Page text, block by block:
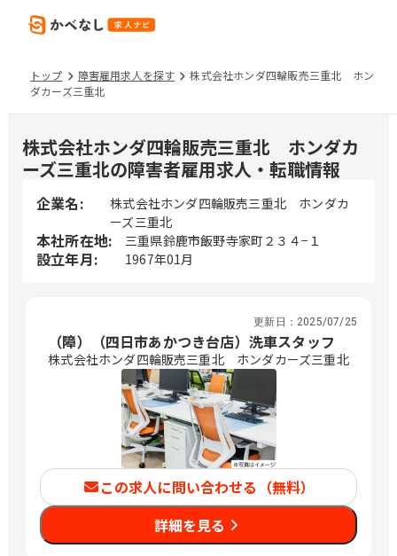
トップ 障害雇用求人を探す
株式会社ホンダ四輪販売三重北 ホン
ダカーズ三重北
株式会社ホンダ四輪販売三重北 ホンダカ
ーズ三重北の障害者雇用求人・転職情報
企業名:
株式会社ホンダ四輪販売三重北 ホンダカ
ーズ三重北
本社所在地: 三重県鈴鹿市飯野寺家町２３４−１
設立年月: 1967年01月
更新日： 2025/07/25
（障）（四日市あかつき台店）洗車スタッフ
株式会社ホンダ四輪販売三重北 ホンダカーズ三重北
この求人に問い合わせる（無料）
詳細を見る